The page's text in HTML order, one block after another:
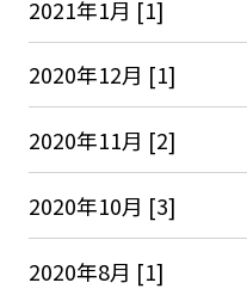
2021年1月 [1]
2020年12月 [1]
2020年11月 [2]
2020年10月 [3]
2020年8月 [1]